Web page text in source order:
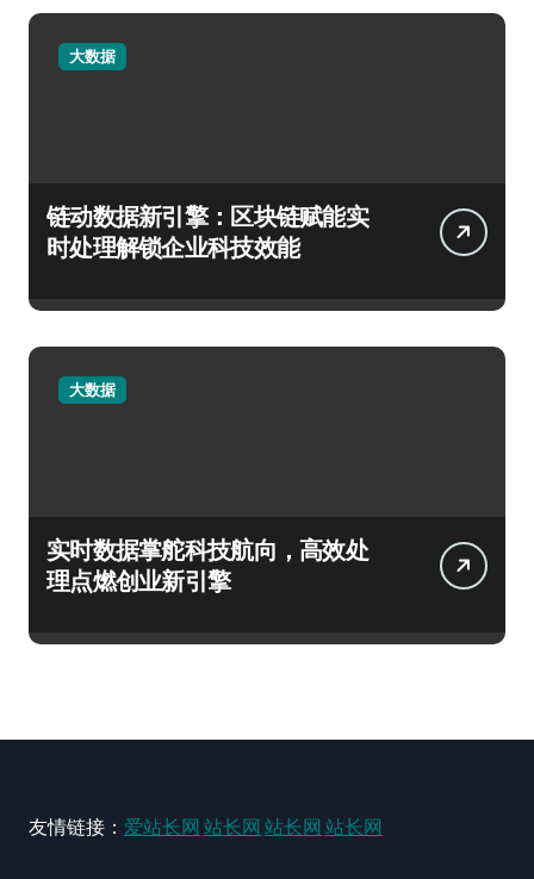
大数据
链动数据新引擎：区块链赋能实
时处理解锁企业科技效能
大数据
实时数据掌舵科技航向，高效处
理点燃创业新引擎
友情链接： 爱站长网 站长网 站长网 站长网